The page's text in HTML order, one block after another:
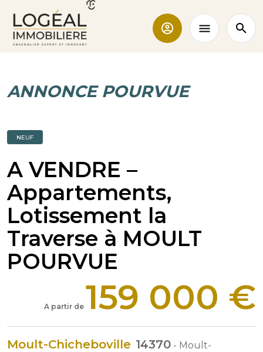
ANNONCE POURVUE
NEUF
A VENDRE –
Appartements,
Lotissement la
Traverse à MOULT
POURVUE
A partir de 159 000 €
Moult-Chicheboville 14370 - Moult-